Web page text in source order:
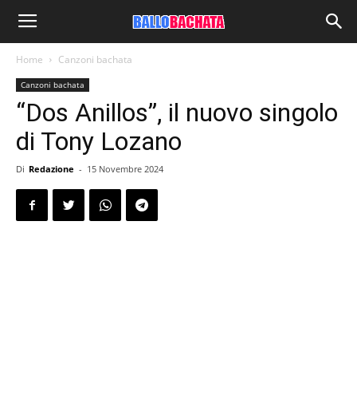
Home Canzoni bachata
Canzoni bachata
“Dos Anillos”, il nuovo singolo
di Tony Lozano
Di Redazione - 15 Novembre 2024